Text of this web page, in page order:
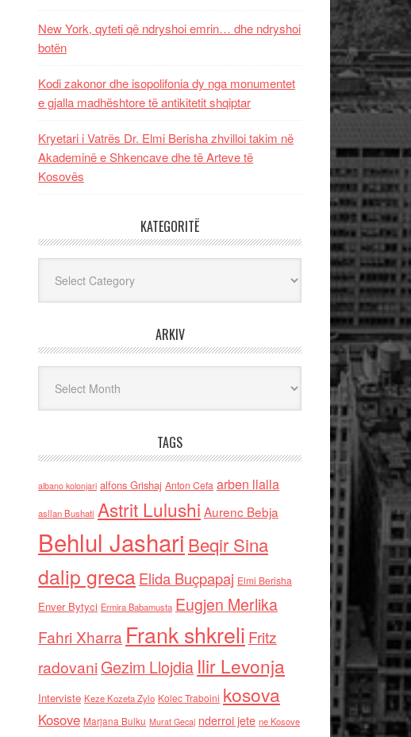
New York, qyteti që ndryshoi emrin… dhe ndryshoi
botën
Kodi zakonor dhe isopolifonia dy nga monumentet
e gjalla madhështore të antikitetit shqiptar
Kryetari i Vatrës Dr. Elmi Berisha zhvilloi takim në
Akademinë e Shkencave dhe të Arteve të
Kosovës
KATEGORITË
ARKIV
TAGS
albano kolonjari alfons Grishaj Anton Cefa arben llalla
asllan Bushati Astrit Lulushi Aurenc Bebja
Behlul Jashari Beqir Sina
dalip grecaElida Buçpapaj Elmi Berisha
Enver Bytyci Ermira Babamusta Eugjen Merlika
Fahri Xharra Frank shkreli Fritz
radovaniGezim Llojdia Ilir Levonja
Interviste Keze Kozeta Zylo Kolec Traboini kosova
Kosove Marjana Bulku Murat Gecaj nderroi jete ne Kosove